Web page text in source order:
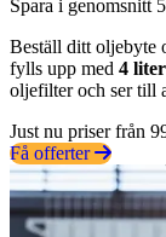
Spara i genomsnitt
Beställ ditt oljebyte
fylls upp med 4
oljefilter och ser till
Just nu priser från
Få offerter